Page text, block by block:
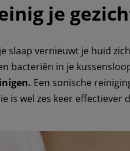
je
slaap vernieuwt je huid
bacteriën in je
Een sonische
is wel zes keer effectiever